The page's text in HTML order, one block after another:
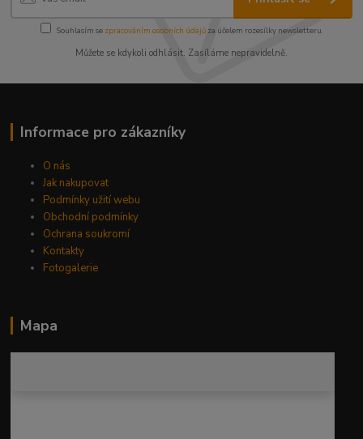
Souhlasím se zpracováním osobních údajůza účelem rozesílky newsletteru.
Můžete se kdykoli odhlásit. Zasíláme nepravidelně.
Informace pro zákazníky
O nás
Jak nakupovat
Podmínky užití webu
Obchodní podmínky
Ochrana soukromí
Kontakty
Fotogalerie
Mapa